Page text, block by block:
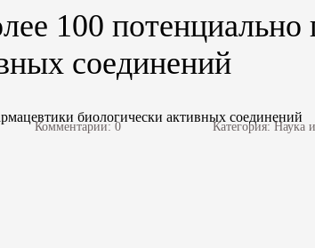
100 потенциально
соединений
Комментарии: 0 Категория: Наука